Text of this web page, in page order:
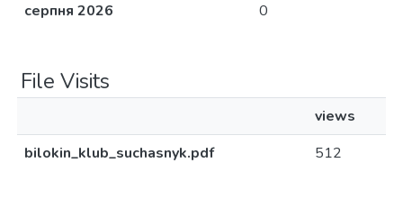
серпня 2026
0
File Visits
views
bilokin_klub_suchasnyk.pdf
512